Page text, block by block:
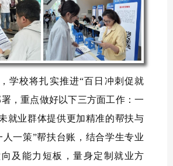
学校将扎实推进“百日冲刺促就
，重点做好以下三方面工作：一
就业群体提供更加精准的帮扶与
人一策”帮扶台账，结合学生专业
及能力短板，量身定制就业方